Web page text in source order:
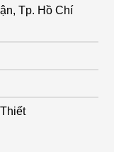
Tp. Hồ Chí